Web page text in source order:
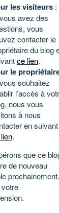
les visiteurs :
avez des
vous
contacter le
du blog
ce lien.
le
souhaitez
l’accès à
nous vous
à nous
en suivant
.
que ce
de nouveau
prochainement.